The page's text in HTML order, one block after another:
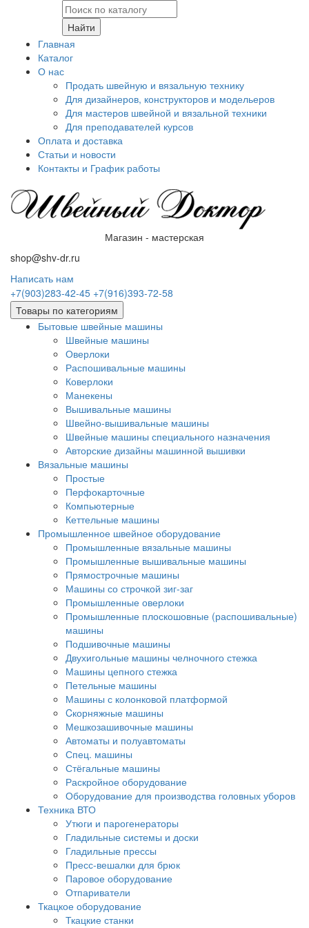
Найти
Главная
Каталог
О нас
Продать швейную и вязальную технику
Для дизайнеров, конструкторов и модельеров
Для мастеров швейной и вязальной техники
Для преподавателей курсов
Оплата и доставка
Статьи и новости
Контакты и График работы
Магазин - мастерская
shop@shv-dr.ru
Написать нам
+7(903)283-42-45 +7(916)393-72-58
Товары по категориям
Бытовые швейные машины
Швейные машины
Оверлоки
Распошивальные машины
Коверлоки
Манекены
Вышивальные машины
Швейно-вышивальные машины
Швейные машины специального назначения
Авторские дизайны машинной вышивки
Вязальные машины
Простые
Перфокарточные
Компьютерные
Кеттельные машины
Промышленное швейное оборудование
Промышленные вязальные машины
Промышленные вышивальные машины
Прямострочные машины
Машины со строчкой зиг-заг
Промышленные оверлоки
Промышленные плоскошовные (распошивальные)
машины
Подшивочные машины
Двухигольные машины челночного стежка
Машины цепного стежка
Петельные машины
Машины с колонковой платформой
Cкорняжные машины
Мешкозашивочные машины
Автоматы и полуавтоматы
Спец. машины
Стёгальные машины
Раскройное оборудование
Оборудование для производства головных уборов
Техника ВТО
Утюги и парогенераторы
Гладильные системы и доски
Гладильные прессы
Пресс-вешалки для брюк
Паровое оборудование
Отпариватели
Ткацкое оборудование
Ткацкие станки